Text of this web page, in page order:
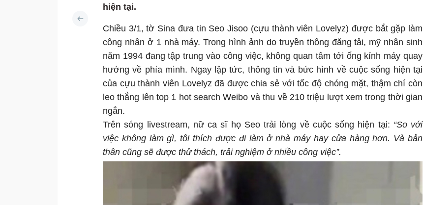
hiện tại.
Chiều 3/1, tờ Sina đưa tin Seo Jisoo (cựu thành viên Lovelyz) được bắt gặp làm
công nhân ở 1 nhà máy. Trong hình ảnh do truyền thông đăng tải, mỹ nhân sinh
năm 1994 đang tập trung vào công việc, không quan tâm tới ống kính máy quay
hướng về phía mình. Ngay lập tức, thông tin và bức hình về cuộc sống hiện tại
của cựu thành viên Lovelyz đã được chia sẻ với tốc độ chóng mặt, thậm chí còn
leo thẳng lên top 1 hot search Weibo và thu về 210 triệu lượt xem trong thời gian
ngắn.
Trên sóng livestream, nữ ca sĩ họ Seo trải lòng về cuộc sống hiện tại: “So với
việc không làm gì, tôi thích được đi làm ở nhà máy hay cửa hàng hơn. Và bản
thân cũng sẽ được thử thách, trải nghiệm ở nhiều công việc”.